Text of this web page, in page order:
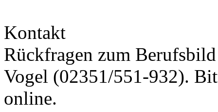
Kontakt
Rückfragen zum
Vogel (02351/551-932).
online.